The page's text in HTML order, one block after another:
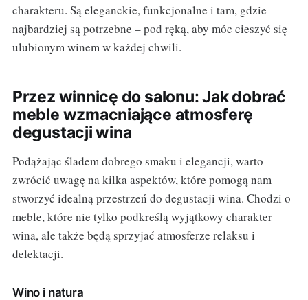
charakteru. Są eleganckie, funkcjonalne i tam, gdzie
najbardziej są potrzebne – pod ręką, aby móc cieszyć się
ulubionym winem w każdej chwili.
Przez winnicę do salonu: Jak dobrać
meble wzmacniające atmosferę
degustacji wina
Podążając śladem dobrego smaku i elegancji, warto
zwrócić uwagę na kilka aspektów, które pomogą nam
stworzyć idealną przestrzeń do degustacji wina. Chodzi o
meble, które nie tylko podkreślą wyjątkowy charakter
wina, ale także będą sprzyjać atmosferze relaksu i
delektacji.
Wino i natura